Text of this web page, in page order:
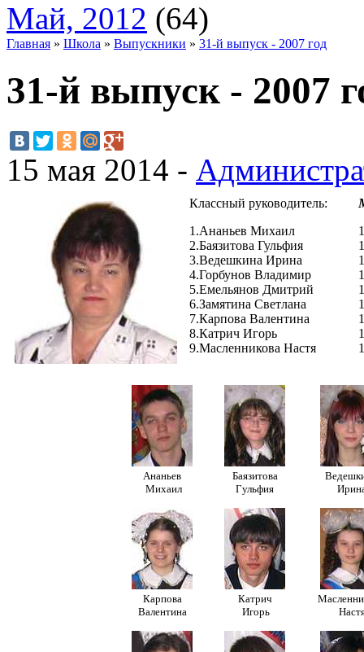
Май, 2012 (64)
Главная » Школа » Выпускники » 31-й выпуск - 2007 год
31-й выпуск - 2007
15 мая 2014 -
Классный руководитель:
1.Ананьев Михаил
2.Баязитова Гульфия
3.Ведешкина Ирина
4.Горбунов Владимир
5.Емельянов Дмитрий
6.Замятина Светлана
7.Карпова Валентина
8.Катрич Игорь
9.Масленникова Настя
Ананьев
Михаил
Баязитова
Гульфия
Карпова
Валентина
Катрич
Игорь